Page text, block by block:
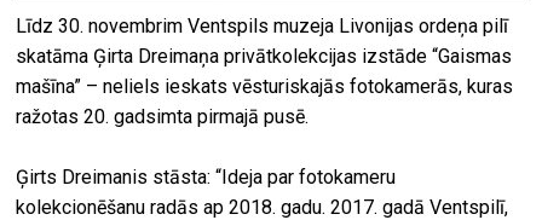
Līdz 30. novembrim Ventspils muzeja Livonijas ordeņa pilī
skatāma Ģirta Dreimaņa privātkolekcijas izstāde “Gaismas
mašīna” – neliels ieskats vēsturiskajās fotokamerās, kuras
ražotas 20. gadsimta pirmajā pusē.
Ģirts Dreimanis stāsta: “Ideja par fotokameru
kolekcionēšanu radās ap 2018. gadu. 2017. gadā Ventspilī,